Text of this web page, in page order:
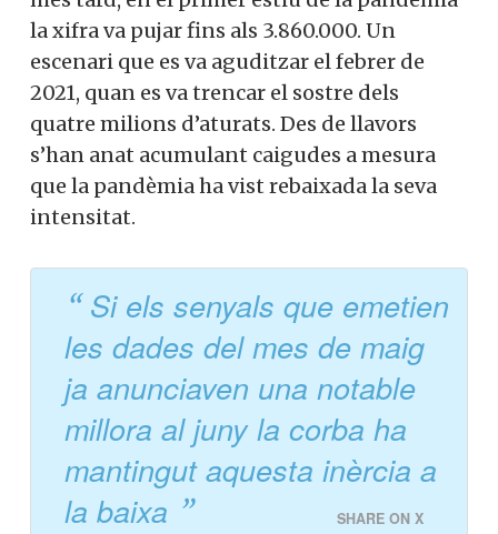
la xifra va pujar fins als 3.860.000. Un
escenari que es va aguditzar el febrer de
2021, quan es va trencar el sostre dels
quatre milions d’aturats. Des de llavors
s’han anat acumulant caigudes a mesura
que la pandèmia ha vist rebaixada la seva
intensitat.
Si els senyals que emetien
les dades del mes de maig
ja anunciaven una notable
millora al juny la corba ha
mantingut aquesta inèrcia a
la baixa
SHARE ON X